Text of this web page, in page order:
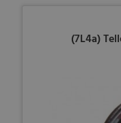
(7L4a)